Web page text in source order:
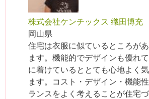
株式会社ケンチックス 織田博充
岡山県
住宅は衣服に似ているところが
ます。機能的でデザインも優れ
に着けているととても心地よく
ます。コスト・デザイン・機能
ランスをよく考えることが住宅